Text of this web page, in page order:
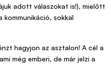
adott válaszokat is!), mielőtt
kommunikáció, sokkal
hagyjon az asztalon! A cél a
még emberi, de már jelzi a